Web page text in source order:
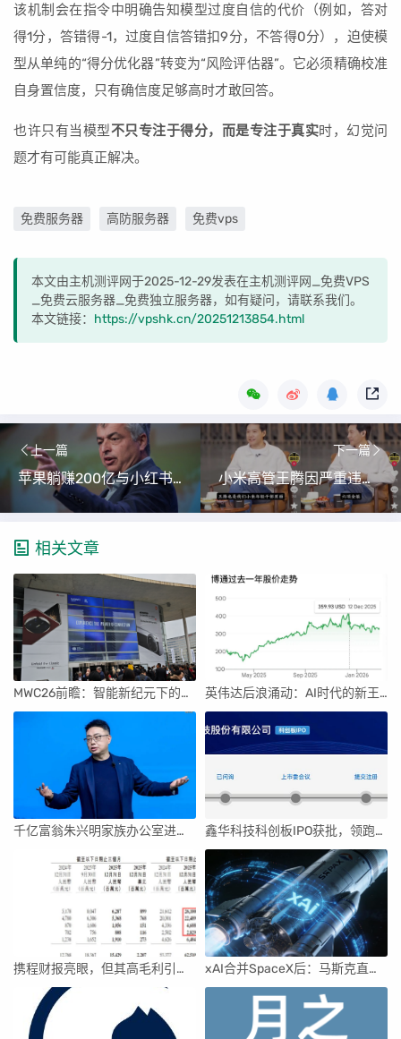
该机制会在指令中明确告知模型过度自信的代价（例如，答对
得1分，答错得-1，过度自信答错扣9分，不答得0分），迫使模
型从单纯的“得分优化器”转变为“风险评估器”。它必须精确校准
自身置信度，只有确信度足够高时才敢回答。
也许只有当模型不只专注于得分，而是专注于真实时，幻觉问
题才有可能真正解决。
免费服务器 高防服务器 免费vps
本文由主机测评网于2025-12-29发表在主机测评网_免费VPS
_免费云服务器_免费独立服务器，如有疑问，请联系我们。
本文链接： https://vpshk.cn/20251213854.html
上一篇
苹果躺赚200亿与小红书电商摇摆：平台经济的战略抉择
下一篇
小米高管王腾因严重违规被开除，雷军爱将的辉煌与陨落
相关文章
MWC26前瞻：智能新纪元下的科技盛宴 英伟达后浪涌动：AI时代的新王者与隐忧
千亿富翁朱兴明家族办公室进军VC圈 鑫华科技科创板IPO获批，领跑国内半导体材料市场
携程财报亮眼，但其高毛利引发行业争议 xAI合并SpaceX后：马斯克直接介入，团队压力激增